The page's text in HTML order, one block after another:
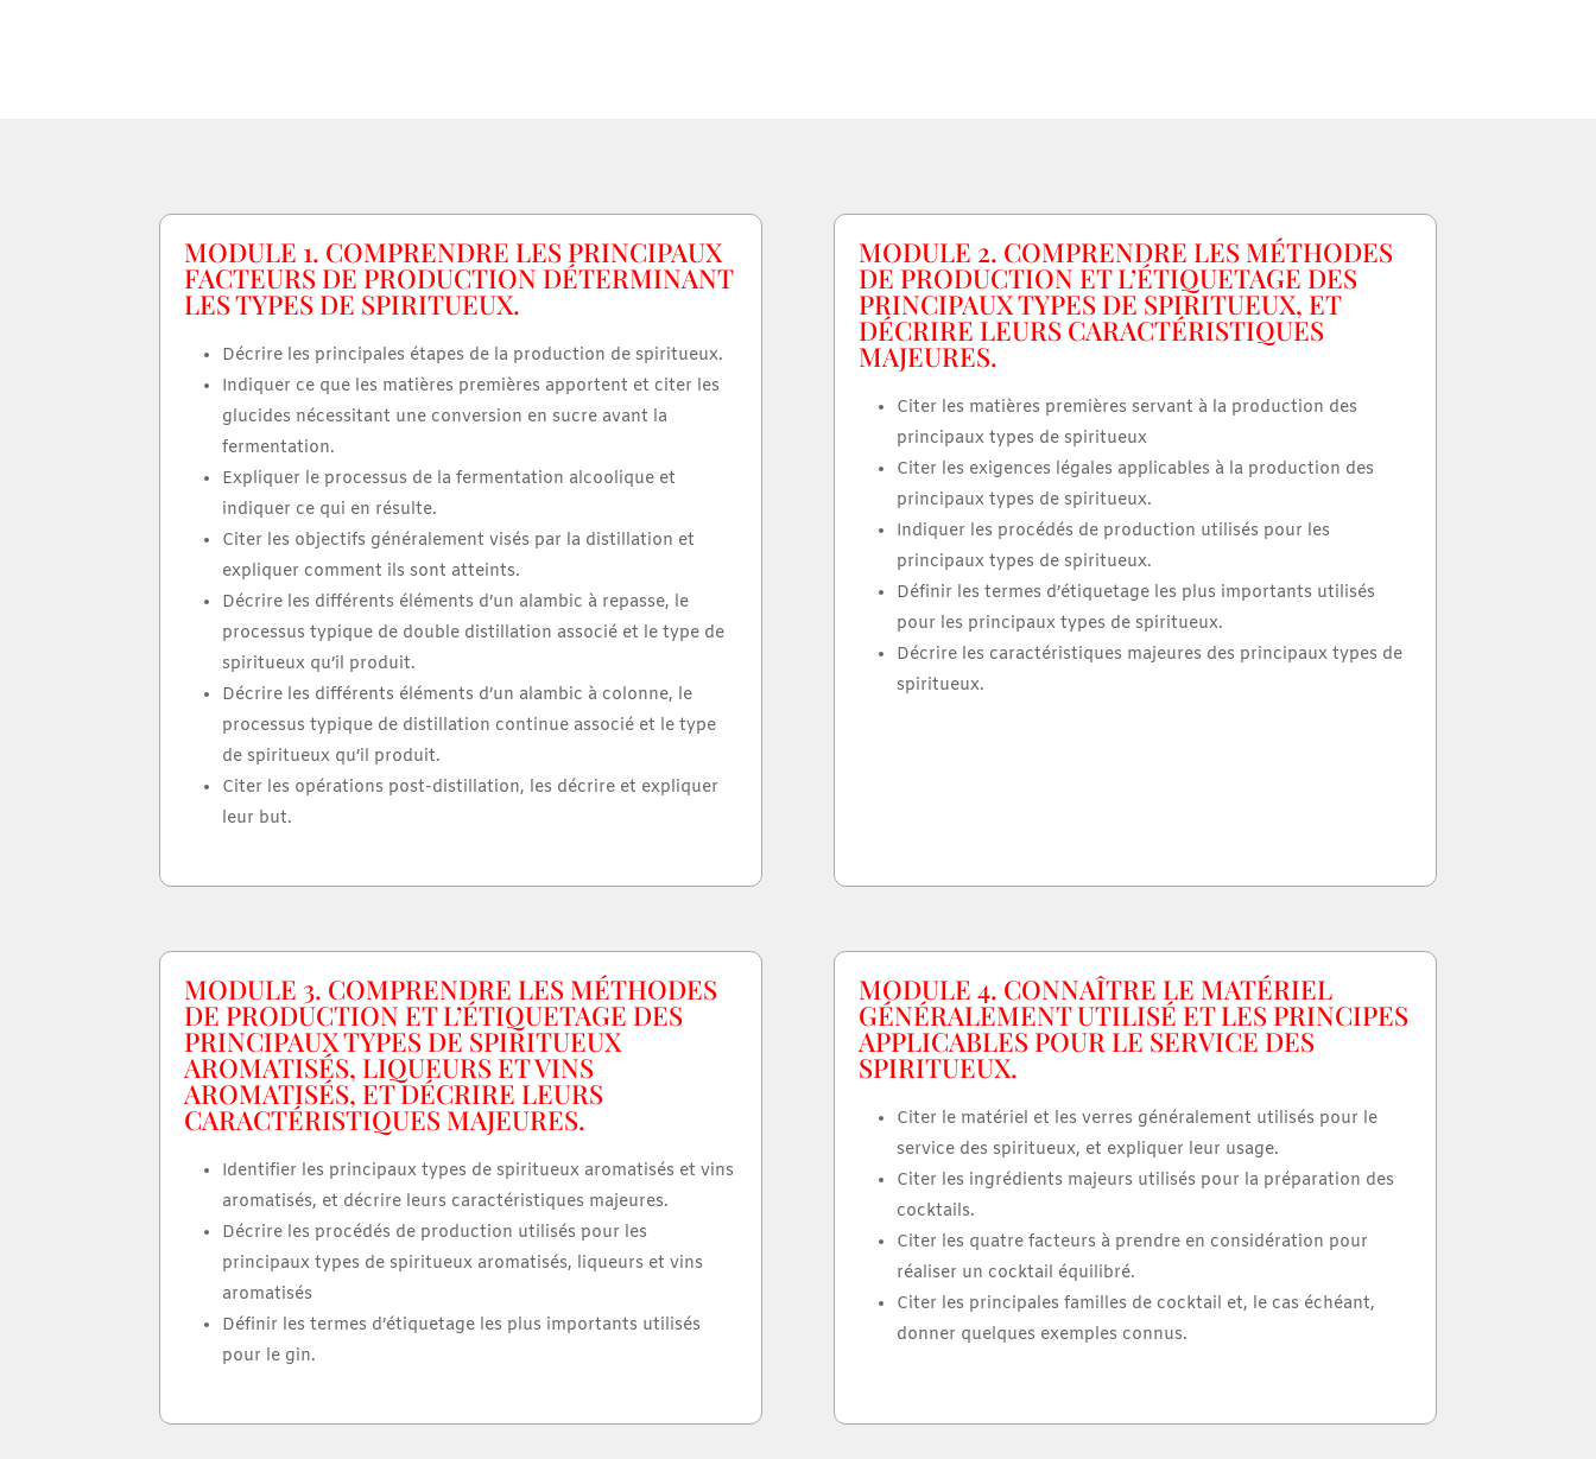
MODULE 1. COMPRENDRE LES PRINCIPAUX
FACTEURS DE PRODUCTION DÉTERMINANT
LES TYPES DE SPIRITUEUX.
Décrire les principales étapes de la production de spiritueux.
Indiquer ce que les matières premières apportent et citer les
glucides nécessitant une conversion en sucre avant la
fermentation.
Expliquer le processus de la fermentation alcoolique et
indiquer ce qui en résulte.
Citer les objectifs généralement visés par la distillation et
expliquer comment ils sont atteints.
Décrire les différents éléments d’un alambic à repasse, le
processus typique de double distillation associé et le type de
spiritueux qu’il produit.
Décrire les différents éléments d’un alambic à colonne, le
processus typique de distillation continue associé et le type
de spiritueux qu’il produit.
Citer les opérations post-distillation, les décrire et expliquer
leur but.
MODULE 2. COMPRENDRE LES MÉTHODES
DE PRODUCTION ET L’ÉTIQUETAGE DES
PRINCIPAUX TYPES DE SPIRITUEUX, ET
DÉCRIRE LEURS CARACTÉRISTIQUES
MAJEURES.
Citer les matières premières servant à la production des
principaux types de spiritueux
Citer les exigences légales applicables à la production des
principaux types de spiritueux.
Indiquer les procédés de production utilisés pour les
principaux types de spiritueux.
Définir les termes d’étiquetage les plus importants utilisés
pour les principaux types de spiritueux.
Décrire les caractéristiques majeures des principaux types de
spiritueux.
MODULE 3. COMPRENDRE LES MÉTHODES
DE PRODUCTION ET L’ÉTIQUETAGE DES
PRINCIPAUX TYPES DE SPIRITUEUX
AROMATISÉS, LIQUEURS ET VINS
AROMATISÉS, ET DÉCRIRE LEURS
CARACTÉRISTIQUES MAJEURES.
Identifier les principaux types de spiritueux aromatisés et vins
aromatisés, et décrire leurs caractéristiques majeures.
Décrire les procédés de production utilisés pour les
principaux types de spiritueux aromatisés, liqueurs et vins
aromatisés
Définir les termes d’étiquetage les plus importants utilisés
pour le gin.
MODULE 4. CONNAÎTRE LE MATÉRIEL
GÉNÉRALEMENT UTILISÉ ET LES PRINCIPES
APPLICABLES POUR LE SERVICE DES
SPIRITUEUX.
Citer le matériel et les verres généralement utilisés pour le
service des spiritueux, et expliquer leur usage.
Citer les ingrédients majeurs utilisés pour la préparation des
cocktails.
Citer les quatre facteurs à prendre en considération pour
réaliser un cocktail équilibré.
Citer les principales familles de cocktail et, le cas échéant,
donner quelques exemples connus.